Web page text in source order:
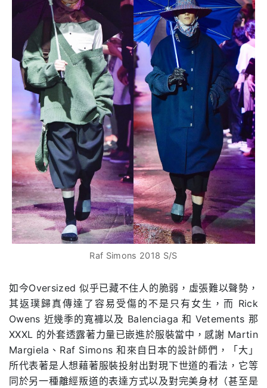
Raf Simons 2018 S/S
如今Oversized 似乎已藏不住人的脆弱，虛張難以聲勢，
其返璞歸真傳達了容易受傷的不是只有女生，而 Rick
Owens 近幾季的寬褲以及 Balenciaga 和 Vetements 那
XXXL 的外套透露著力量已嵌進於服裝當中，感謝 Martin
Margiela、Raf Simons 和來自日本的設計師們，「大」
所代表著是人想藉著服裝投射出對現下世道的看法，它等
同於另一種離經叛道的表達方式以及對完美身材（甚至是